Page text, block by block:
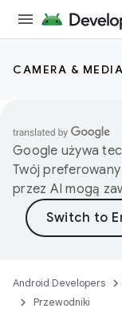
CAMERA &
Google używa
Twój
przez AI mogą
Android Developers
Przewodniki